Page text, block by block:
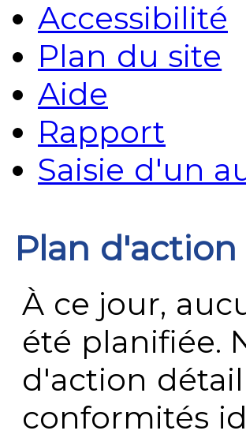
Accessibilité
Plan du site
Aide
Rapport
Saisie d'un
Plan d'action
À ce jour,
été planifiée.
d'action
conformités